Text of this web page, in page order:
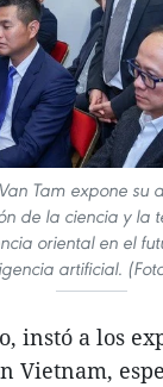
Tam expone su
de la ciencia y la
oriental en el
artificial.
instó a los
Vietnam,